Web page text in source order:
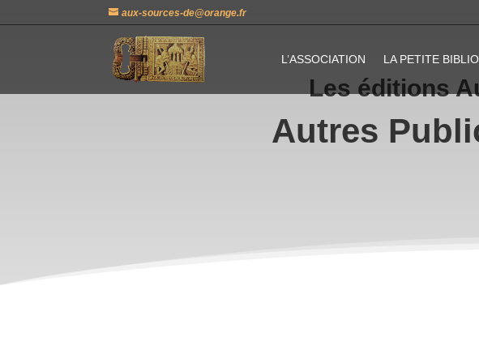
aux-sources-de@orange.fr
L’ASSOCIATION LA PETITE
Les éditions
Autres